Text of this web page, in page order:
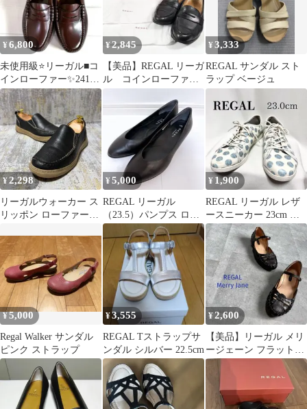
¥6,800
未使用級⭐️リーガル■コ
インローファー✨2414
ペニーローファー 本革
¥2,845
【美品】REGAL リーガ
ル コインローファー
ス 黒
¥3,333
REGAL サンダル スト
ラップ ベージュ
¥2,298
リーガルウォーカー ス
リッポン ローファー
ク
¥5,000
REGAL リーガル
（23.5）パンプス ロー
ヒール ラウンドトゥ シ
ンプル
¥ 1,900
REGAL リーガル レザ
ースニーカー 23cm 水
玉 ドット柄 白×青
¥5,000
Regal Walker サンダル
ピンク ストラップ
¥3,555
REGAL Tストラップサ
ンダル シルバー 22.5cm
¥2,600
【美品】リーガル メリ
ージェーン フラットサ
ンダル ギャザートゥ